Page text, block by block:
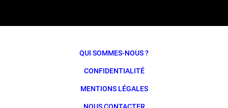
QUI SOMMES-NOUS ?
CONFIDENTIALITÉ
MENTIONS LÉGALES